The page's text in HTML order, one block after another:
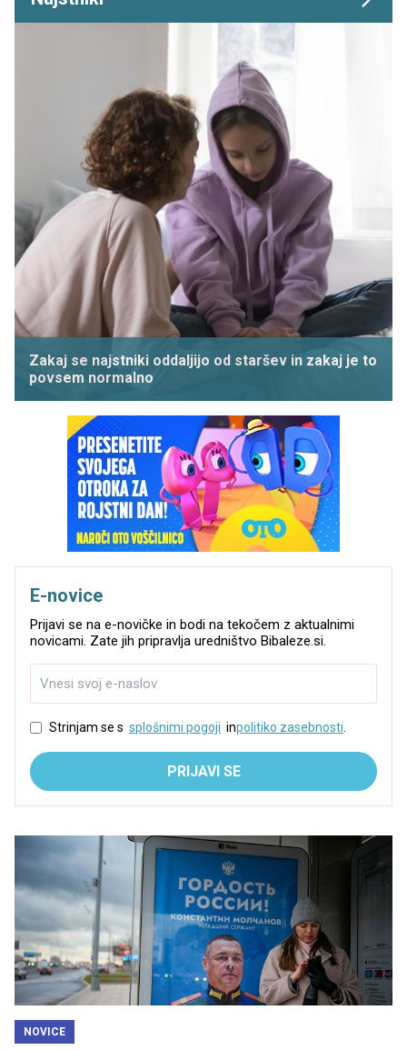
Zakaj se najstniki oddaljijo od staršev in zakaj je to
povsem normalno
E-novice
Prijavi se na e-novičke in bodi na tekočem z aktualnimi
novicami. Zate jih pripravlja uredništvo Bibaleze.si.
Strinjam se s splošnimi pogoji inpolitiko zasebnosti
PRIJAVI SE
NOVICE